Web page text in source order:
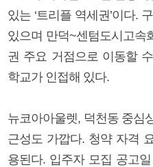
있는 ‘트리플 역세권’이다.
있으며 만덕~센텀도시고속
권 주요 거점으로 이동할
학교가 인접해 있다.
뉴코아아울렛, 덕천동 중심
근성도 가깝다. 청약 자격
용된다. 입주자 모집 공고